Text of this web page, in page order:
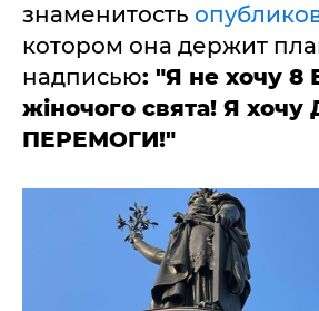
знаменитость
котором она держит
надписью: "Я не хочу 8
жіночого свята! Я хочу
ПЕРЕМОГИ!"